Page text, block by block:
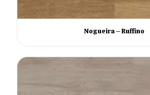
Nogueira – Ruffino